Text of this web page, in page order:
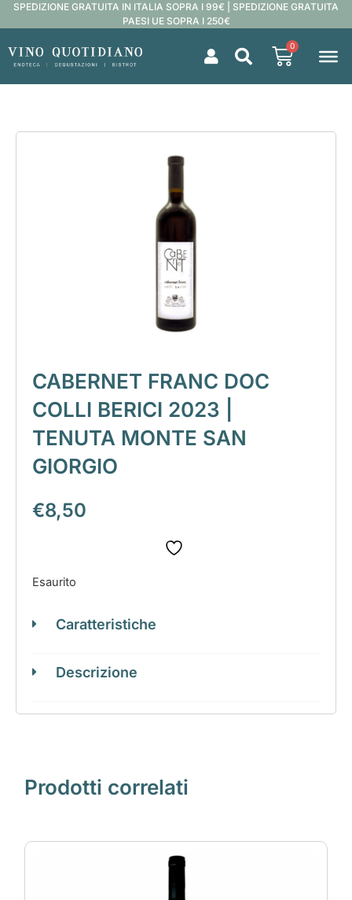
SPEDIZIONE GRATUITA IN ITALIA SOPRA I 99€ | SPEDIZIONE GRATUITA
PAESI UE SOPRA I 250€
0
CABERNET FRANC DOC
COLLI BERICI 2023 |
TENUTA MONTE SAN
GIORGIO
€8,50
Esaurito
Caratteristiche
Descrizione
Prodotti correlati